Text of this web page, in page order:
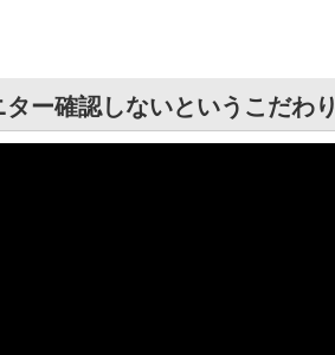
ー確認しないというこだわり